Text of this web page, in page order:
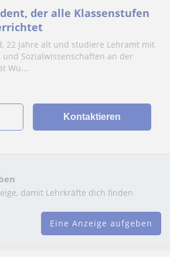
der alle Klassenstufen
22 Jahre alt und studiere Lehramt mit
und Sozialwissenschaften an der
Wu...
Kontaktieren
damit Lehrkräfte dich finden
Eine Anzeige aufgeben